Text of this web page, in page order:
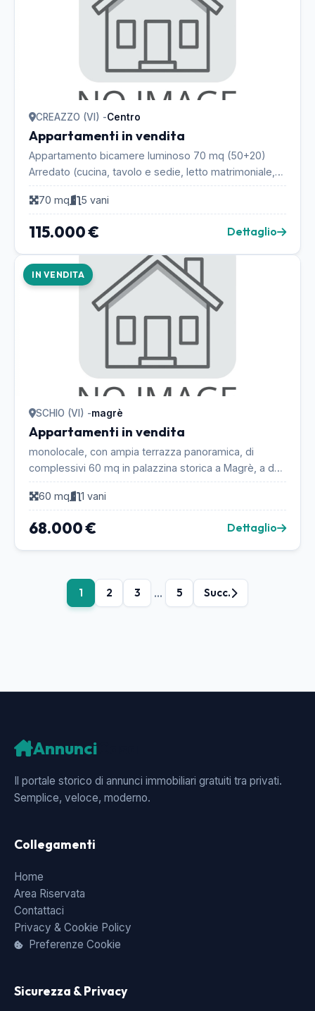
CREAZZO (VI) -Centro
Appartamenti in vendita
Appartamento bicamere luminoso 70 mq (50+20)
Arredato (cucina, tavolo e sedie, letto matrimoniale,
lavatrice, divano, mobile salotto) Composto di: •...
70 mq
5 vani
115.000 € Dettaglio
IN VENDITA
SCHIO (VI) -magrè
Appartamenti in vendita
monolocale, con ampia terrazza panoramica, di
complessivi 60 mq in palazzina storica a Magrè, a due
passi dal centro di Schio. Posto auto e cantina. ...
60 mq
1 vani
68.000 € Dettaglio
1 2 3 ... 5 Succ.
Annunci
Il portale storico di annunci immobiliari gratuiti tra privati.
Semplice, veloce, moderno.
Collegamenti
Home
Area Riservata
Contattaci
Privacy & Cookie Policy
Preferenze Cookie
Sicurezza & Privacy